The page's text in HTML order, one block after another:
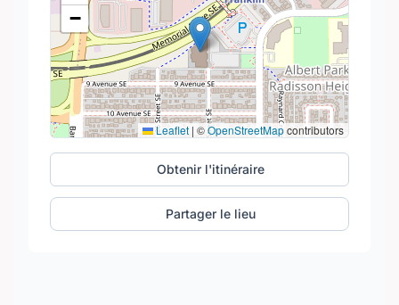
−
Leaflet | ©OpenStreetMapcontributors
Obtenir l'itinéraire
Partager le lieu